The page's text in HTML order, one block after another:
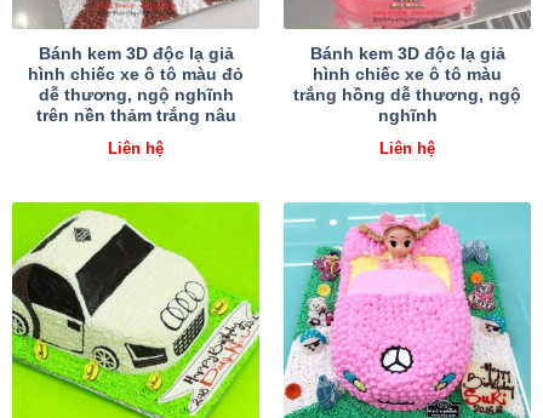
Bánh kem 3D độc lạ giả
hình chiếc xe ô tô màu đỏ
dễ thương, ngộ nghĩnh
trên nền thảm trắng nâu
Liên hệ
Bánh kem 3D độc lạ giả
hình chiếc xe ô tô màu
trắng hồng dễ thương, ngộ
nghĩnh
Liên hệ